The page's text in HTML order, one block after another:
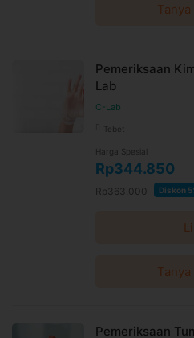
Pemeriksaan
Lab
C-Lab
Tebet
Harga Spesial
Rp344.850
Rp363.000 Diskon
Pemeriksaan